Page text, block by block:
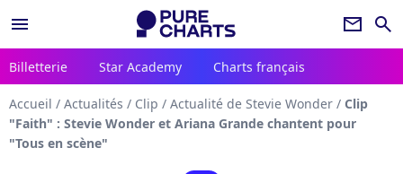
menu newsletter search
Billetterie Star Academy Charts français
Accueil / Actualités / Clip / Actualité de Stevie Wonder / Clip
"Faith" : Stevie Wonder et Ariana Grande chantent pour
"Tous en scène"